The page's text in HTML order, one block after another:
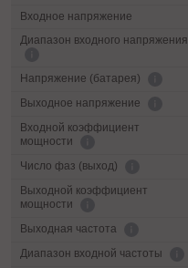
Входное напряжение
Диапазон входного напряжения
Напряжение (батарея)
Выходное напряжение
Входной коэффициент
мощности
Число фаз (выход)
Выходной коэффициент
мощности
Выходная частота
Диапазон входной частоты